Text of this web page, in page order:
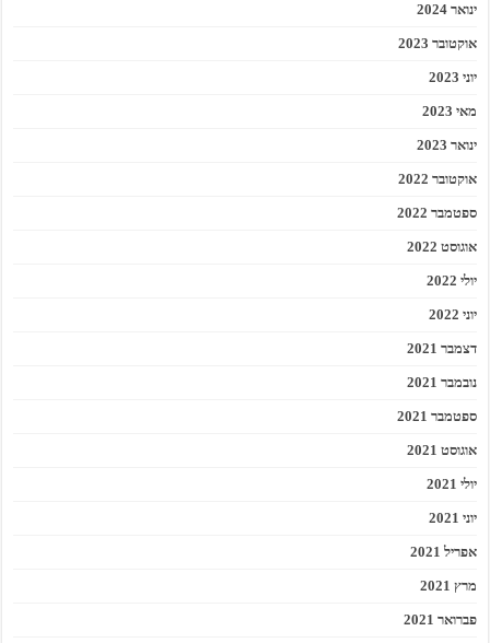
ינואר 2024
אוקטובר 2023
יוני 2023
מאי 2023
ינואר 2023
אוקטובר 2022
ספטמבר 2022
אוגוסט 2022
יולי 2022
יוני 2022
דצמבר 2021
נובמבר 2021
ספטמבר 2021
אוגוסט 2021
יולי 2021
יוני 2021
אפריל 2021
מרץ 2021
פברואר 2021